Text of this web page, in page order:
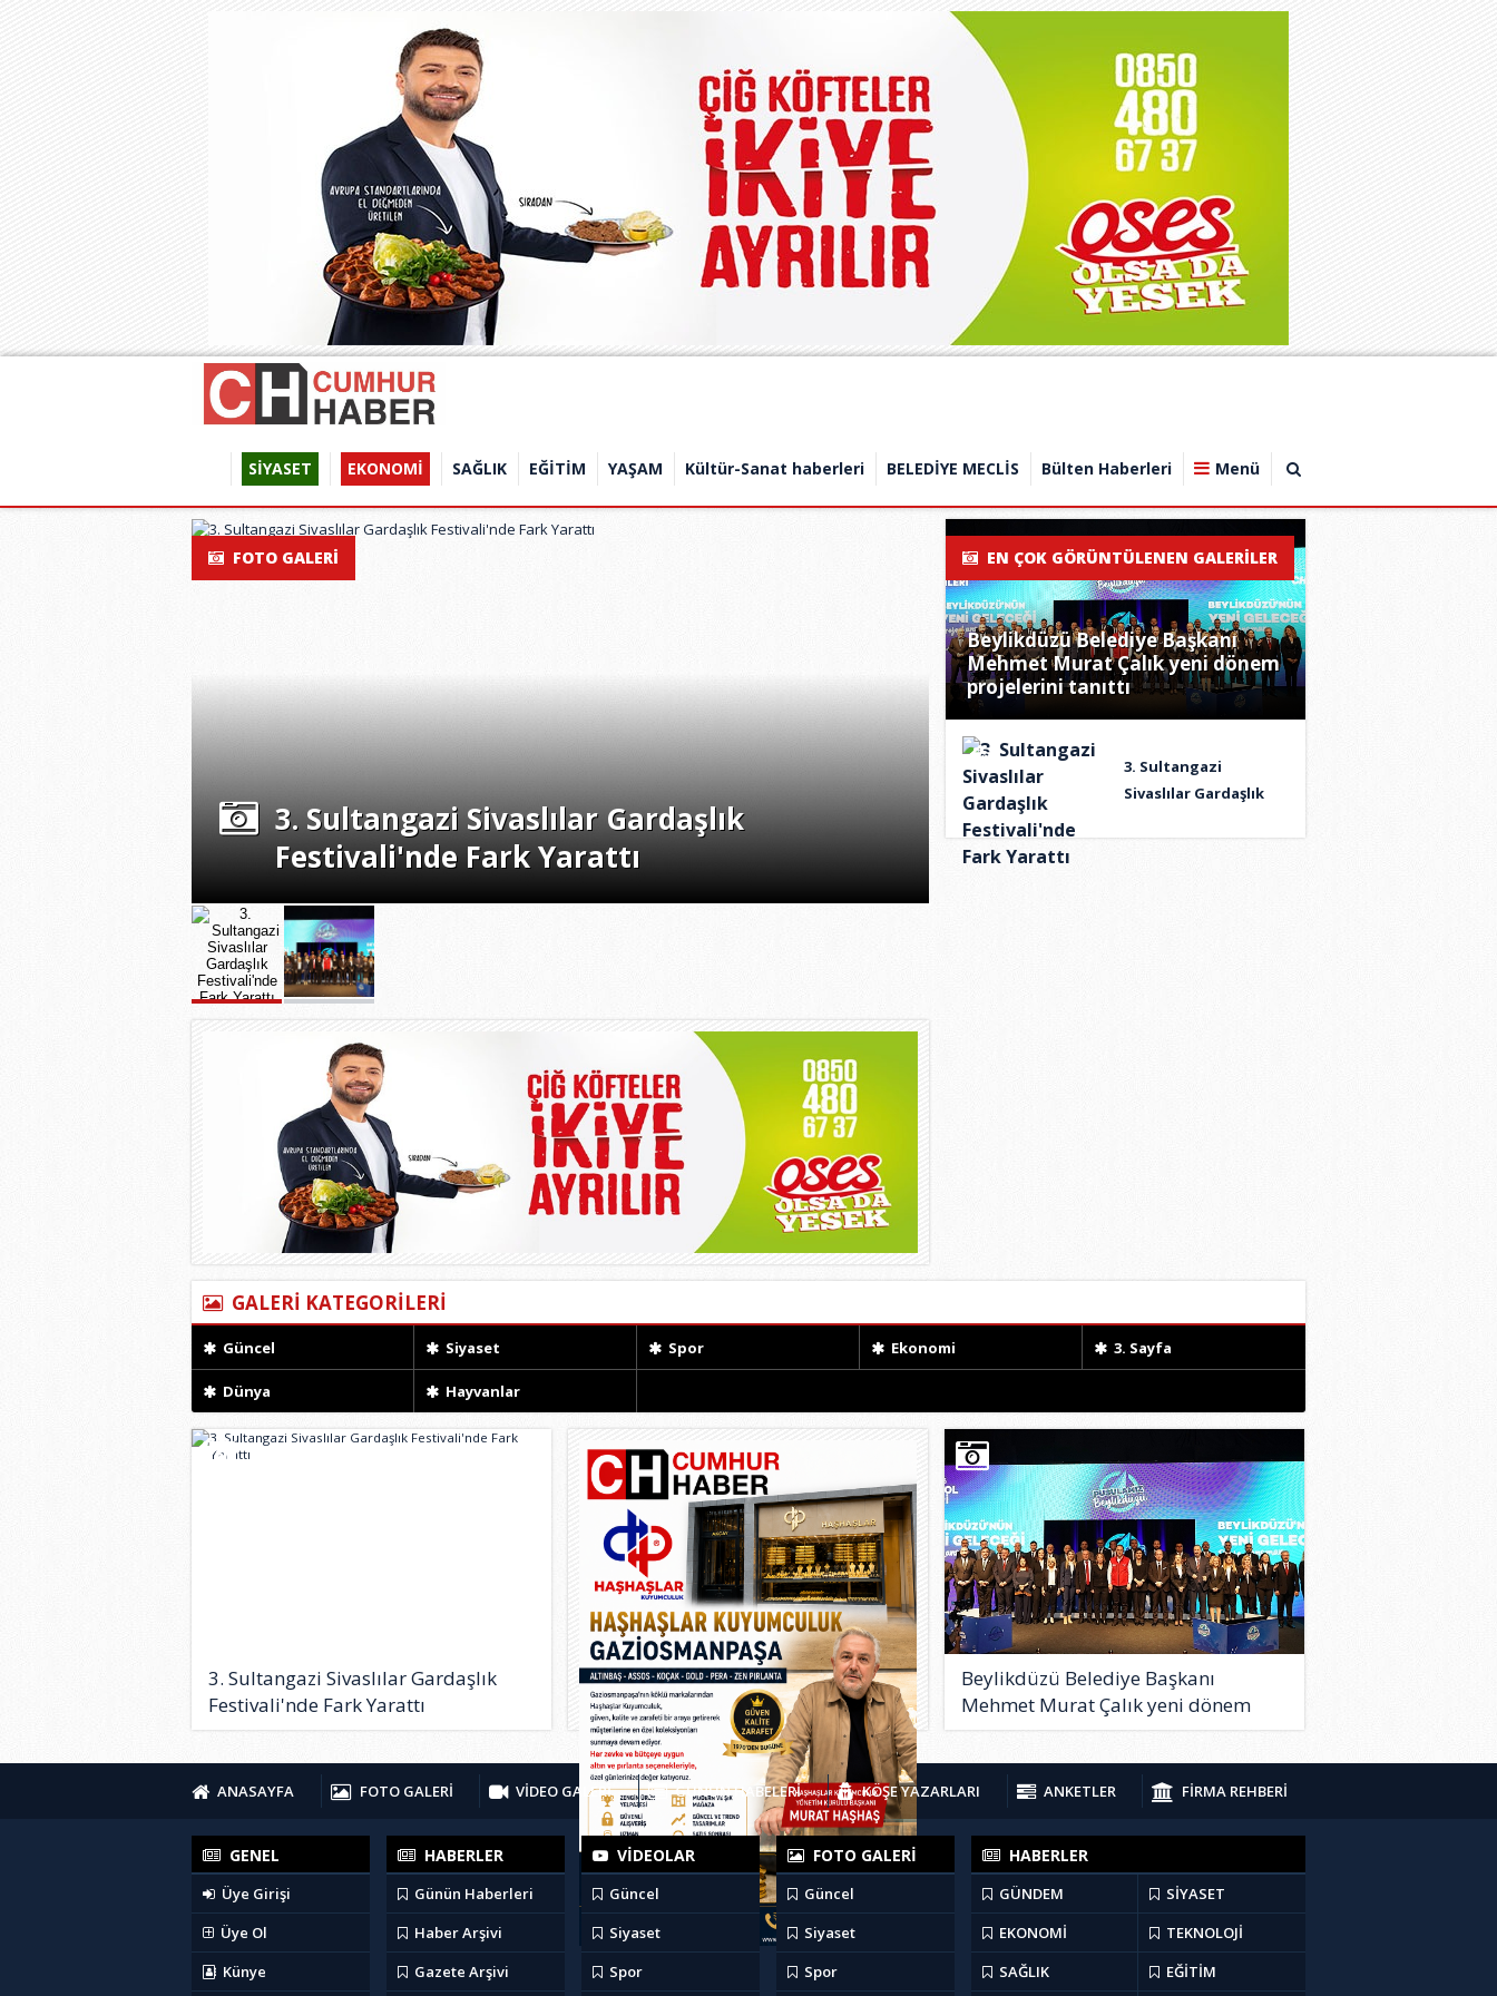
SİYASET EKONOMİ SAĞLIK EĞİTİM YAŞAM Kültür-Sanat haberleri BELEDİYE MECLİS Bülten Haberleri Menü
FOTO GALERİ
3. Sultangazi Sivaslılar Gardaşlık
Festivali'nde Fark Yarattı
Beylikdüzü Belediye Başkanı
Murat Çalık yeni dönem
EN ÇOK GÖRÜNTÜLENEN GALERİLER
Beylikdüzü Belediye Başkanı
Mehmet Murat Çalık yeni dönem
projelerini tanıttı
3. Sultangazi
Sivaslılar Gardaşlık
GALERİ KATEGORİLERİ
Güncel Siyaset Spor Ekonomi 3. Sayfa
Dünya Hayvanlar
3. Sultangazi Sivaslılar Gardaşlık
Festivali'nde Fark Yarattı
Beylikdüzü Belediye Başkanı
Mehmet Murat Çalık yeni dönem
projelerini tanıttı
ANASAYFA FOTO GALERİ VİDEO GALERİ GÜNÜN HABELERİ KÖŞE YAZARLARI ANKETLER FİRMA REHBERİ
GENEL
Üye Girişi
Üye Ol
Künye
HABERLER
Günün Haberleri
Haber Arşivi
Gazete Arşivi
VİDEOLAR
Güncel
Siyaset
Spor
FOTO GALERİ
Güncel
Siyaset
Spor
HABERLER
GÜNDEM
SİYASET
EKONOMİ
TEKNOLOJİ
SAĞLIK
EĞİTİM